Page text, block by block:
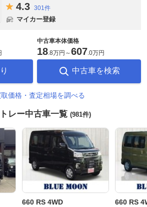
4.3 301件
マイカー登録
中古車本体価格
18.8万円 ～607.0万円
中古車を検索
価格・査定相場を調べる
レー中古車一覧 (981件)
660 RS 4WD 660 RS